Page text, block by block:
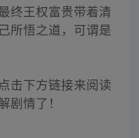
终王权富贵带着清
所悟之道，可谓是
击下方链接来阅读
剧情了！